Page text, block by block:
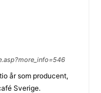
år som producent,
Sverige.